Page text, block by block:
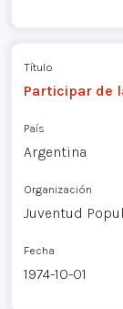
Título
Participar de
País
Argentina
Organización
Juventud
Fecha
1974-10-01